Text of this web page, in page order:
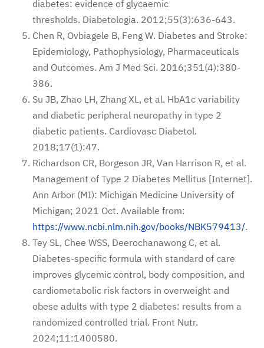
diabetes: evidence of glycaemic
thresholds. Diabetologia. 2012;55(3):636-643.
Chen R, Ovbiagele B, Feng W. Diabetes and Stroke:
Epidemiology, Pathophysiology, Pharmaceuticals
and Outcomes. Am J Med Sci. 2016;351(4):380-
386.
Su JB, Zhao LH, Zhang XL, et al. HbA1c variability
and diabetic peripheral neuropathy in type 2
diabetic patients. Cardiovasc Diabetol.
2018;17(1):47.
Richardson CR, Borgeson JR, Van Harrison R, et al.
Management of Type 2 Diabetes Mellitus [Internet].
Ann Arbor (MI): Michigan Medicine University of
Michigan; 2021 Oct. Available from:
https://www.ncbi.nlm.nih.gov/books/NBK579413/.
Tey SL, Chee WSS, Deerochanawong C, et al.
Diabetes-specific formula with standard of care
improves glycemic control, body composition, and
cardiometabolic risk factors in overweight and
obese adults with type 2 diabetes: results from a
randomized controlled trial. Front Nutr.
2024;11:1400580.